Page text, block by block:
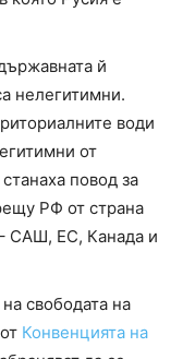
й
нелегитимни.
води
от
повод за
РФ от страна
САШ, ЕС, Канада и
свободата на
Конвенцията на